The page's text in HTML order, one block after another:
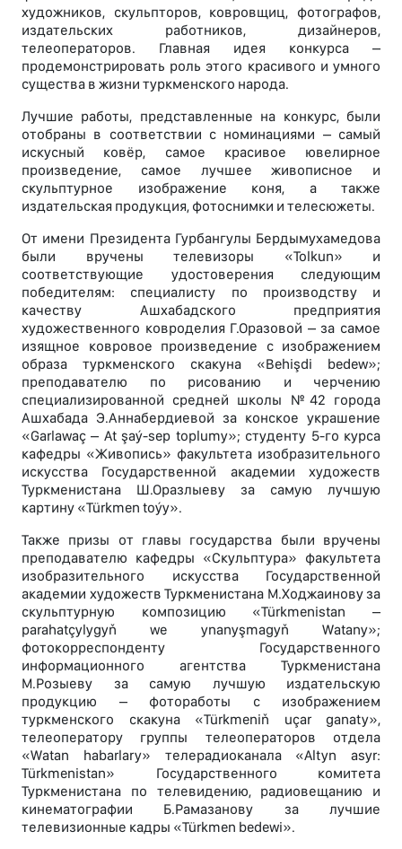
художников, скульпторов, ковровщиц, фотографов,
издательских работников, дизайнеров,
телеоператоров. Главная идея конкурса –
продемонстрировать роль этого красивого и умного
существа в жизни туркменского народа.
Лучшие работы, представленные на конкурс, были
отобраны в соответствии с номинациями – самый
искусный ковёр, самое красивое ювелирное
произведение, самое лучшее живописное и
скульптурное изображение коня, а также
издательская продукция, фотоснимки и телесюжеты.
От имени Президента Гурбангулы Бердымухамедова
были вручены телевизоры «Tolkun» и
соответствующие удостоверения следующим
победителям: специалисту по производству и
качеству Ашхабадского предприятия
художественного ковроделия Г.Оразовой – за самое
изящное ковровое произведение с изображением
образа туркменского скакуна «Behişdi bedew»;
преподавателю по рисованию и черчению
специализированной средней школы №42 города
Ашхабада Э.Аннабердиевой за конское украшение
«Garlawaç – At şaý-sep toplumy»; студенту 5-го курса
кафедры «Живопись» факультета изобразительного
искусства Государственной академии художеств
Туркменистана Ш.Оразлыеву за самую лучшую
картину «Türkmen toýy».
Также призы от главы государства были вручены
преподавателю кафедры «Скульптура» факультета
изобразительного искусства Государственной
академии художеств Туркменистана М.Ходжаинову за
скульптурную композицию «Türkmenistan –
parahatçylygyň we ynanyşmagyň Watany»;
фотокорреспонденту Государственного
информационного агентства Туркменистана
М.Розыеву за самую лучшую издательскую
продукцию – фотоработы с изображением
туркменского скакуна «Türkmeniň uçar ganaty»,
телеоператору группы телеоператоров отдела
«Watan habarlary» телерадиоканала «Altyn asyr:
Türkmenistan» Государственного комитета
Туркменистана по телевидению, радиовещанию и
кинематографии Б.Рамазанову за лучшие
телевизионные кадры «Türkmen bedewi».